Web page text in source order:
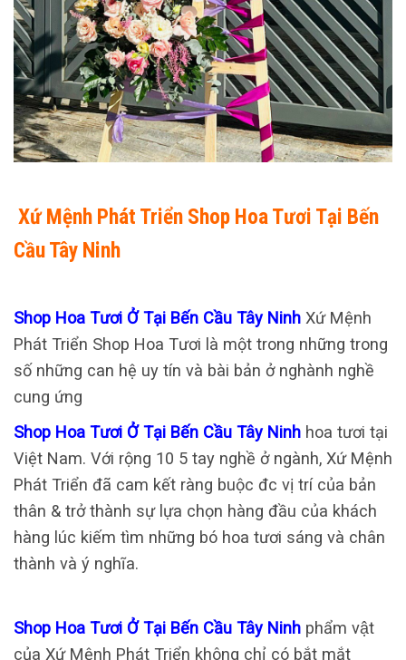
Xứ Mệnh Phát Triển Shop Hoa Tươi Tại Bến
Cầu Tây Ninh
Shop Hoa Tươi Ở Tại Bến Cầu Tây Ninh Xứ Mệnh
Phát Triển Shop Hoa Tươi là một trong những trong
số những can hệ uy tín và bài bản ở nghành nghề
cung ứng
Shop Hoa Tươi Ở Tại Bến Cầu Tây Ninh hoa tươi tại
Việt Nam. Với rộng 10 5 tay nghề ở ngành, Xứ Mệnh
Phát Triển đã cam kết ràng buộc đc vị trí của bản
thân & trở thành sự lựa chọn hàng đầu của khách
hàng lúc kiếm tìm những bó hoa tươi sáng và chân
thành và ý nghĩa.
Shop Hoa Tươi Ở Tại Bến Cầu Tây Ninh phẩm vật
của Xứ Mệnh Phát Triển không chỉ có bắt mắt